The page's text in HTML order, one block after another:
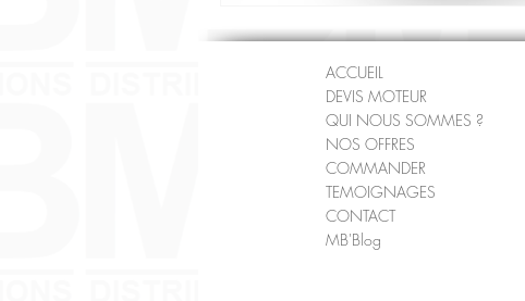
ACCUEIL
DEVIS MOTEUR
QUI NOUS SOMMES ?
NOS OFFRES
COMMANDER
TEMOIGNAGES
CONTACT
MB'Blog